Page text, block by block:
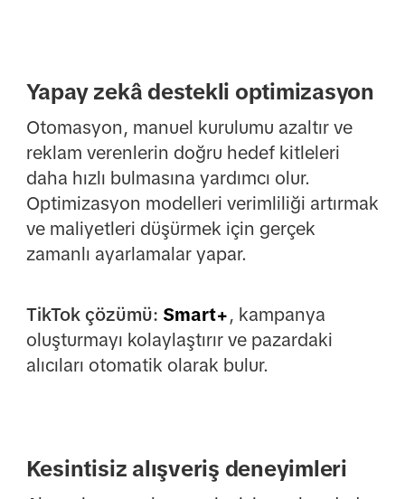
Yapay zekâ destekli optimizasyon
Otomasyon, manuel kurulumu azaltır ve
reklam verenlerin doğru hedef kitleleri
daha hızlı bulmasına yardımcı olur.
Optimizasyon modelleri verimliliği artırmak
ve maliyetleri düşürmek için gerçek
zamanlı ayarlamalar yapar.
TikTok çözümü: Smart+, kampanya
oluşturmayı kolaylaştırır ve pazardaki
alıcıları otomatik olarak bulur.
Kesintisiz alışveriş deneyimleri